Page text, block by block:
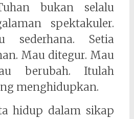
bukan selalu
spektakuler.
sederhana. Setia
Mau ditegur. Mau
berubah. Itulah
menghidupkan.
hidup dalam sikap